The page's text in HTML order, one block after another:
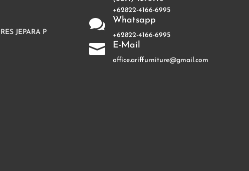
JEPARA P
+62822-4166-6995
 Whatsapp
+62822-4166-6995
 E-Mail
office.ariffurniture@gmail.com